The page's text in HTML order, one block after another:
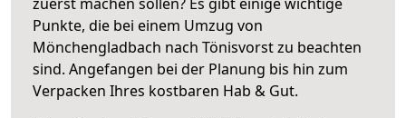
Punkte, die bei einem Umzug von
Mönchengladbach nach Tönisvorst zu beachten
sind. Angefangen bei der Planung bis hin zum
Verpacken Ihres kostbaren Hab & Gut.